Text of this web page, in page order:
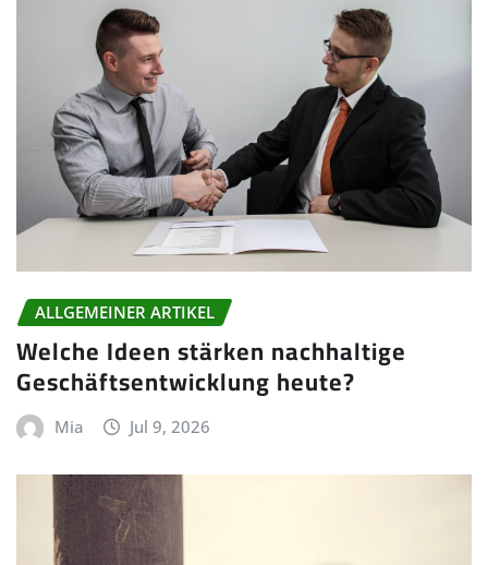
ALLGEMEINER ARTIKEL
Welche Ideen stärken nachhaltige
Geschäftsentwicklung heute?
Mia Jul 9, 2026